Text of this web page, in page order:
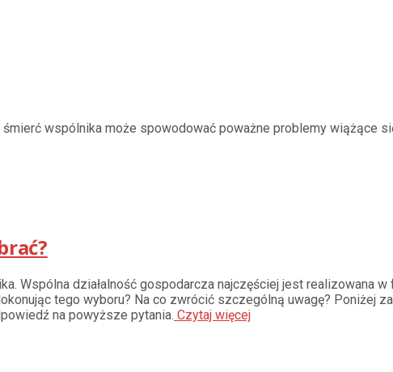
wspólnika może spowodować poważne problemy wiążące
Wspólna działalność gospodarcza najczęściej jest realizowana w
tego wyboru? Na co zwrócić szczególną uwagę? Poniżej
na powyższe pytania. Czytaj więcej